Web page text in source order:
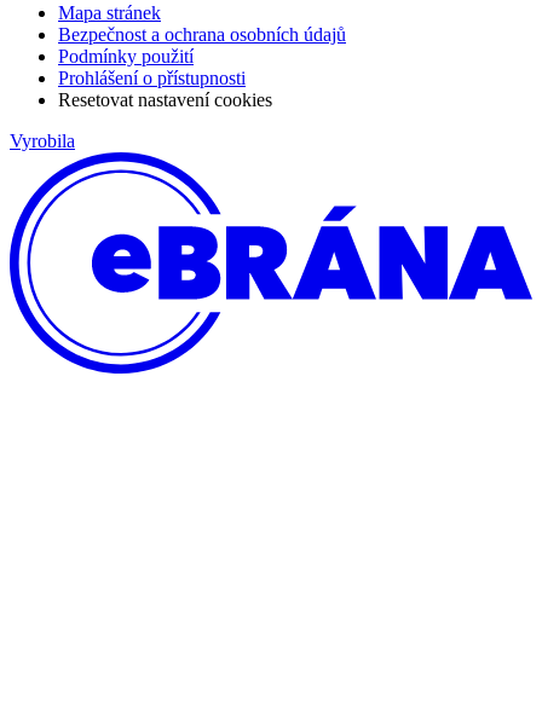
Mapa stránek
Bezpečnost a ochrana osobních údajů
Podmínky použití
Prohlášení o přístupnosti
Resetovat nastavení cookies
Vyrobila